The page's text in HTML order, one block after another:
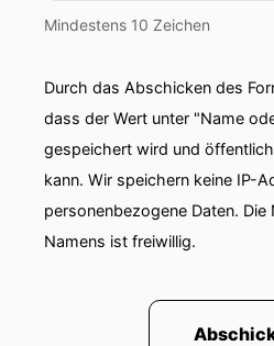
Mindestens 10 Zeichen
Durch das Abschicken des
dass der Wert unter "Name
gespeichert wird und
kann. Wir speichern keine IP-
personenbezogene Daten.
Namens ist freiwillig.